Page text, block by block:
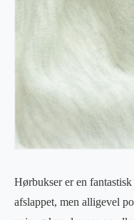
Hørbukser er en
afslappet, men alligevel